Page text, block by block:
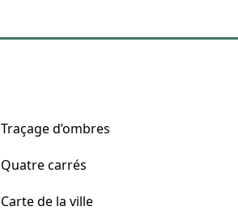
Traçage d’ombres
Quatre carrés
Carte de la ville